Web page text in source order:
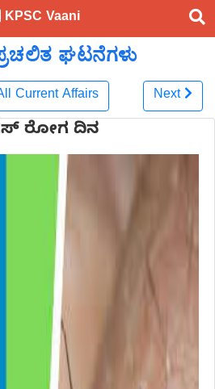
KPSC Vaani
ಘಟನೆಗಳು
Current Affairs Next
ರೋಗ ದಿನ